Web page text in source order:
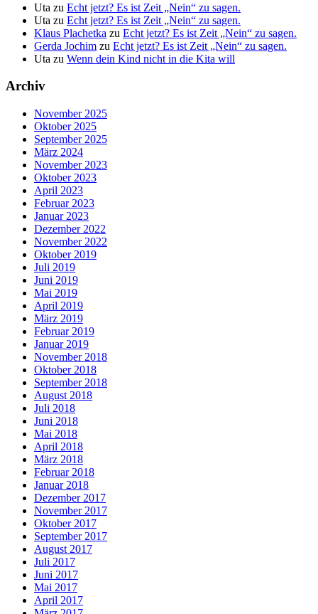
Uta zu Echt jetzt? Es ist Zeit „Nein“ zu sagen.
Uta zu Echt jetzt? Es ist Zeit „Nein“ zu sagen.
Klaus Plachetka zu Echt jetzt? Es ist Zeit „Nein“ zu sagen.
Gerda Jochim zu Echt jetzt? Es ist Zeit „Nein“ zu sagen.
Uta zu Wenn dein Kind nicht in die Kita will
Archiv
November 2025
Oktober 2025
September 2025
März 2024
November 2023
Oktober 2023
April 2023
Februar 2023
Januar 2023
Dezember 2022
November 2022
Oktober 2019
Juli 2019
Juni 2019
Mai 2019
April 2019
März 2019
Februar 2019
Januar 2019
November 2018
Oktober 2018
September 2018
August 2018
Juli 2018
Juni 2018
Mai 2018
April 2018
März 2018
Februar 2018
Januar 2018
Dezember 2017
November 2017
Oktober 2017
September 2017
August 2017
Juli 2017
Juni 2017
Mai 2017
April 2017